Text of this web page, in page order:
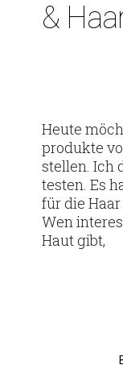
&
Heute
pro­dukte
stellen. Ich
testen. Es
für die
Wen
Haut gibt,